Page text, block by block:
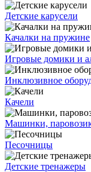
Детские карусели
Качалки на пружине
Игровые домики и
Инклюзивное
Качели
Машинки,
Песочницы
Детские тренажеры